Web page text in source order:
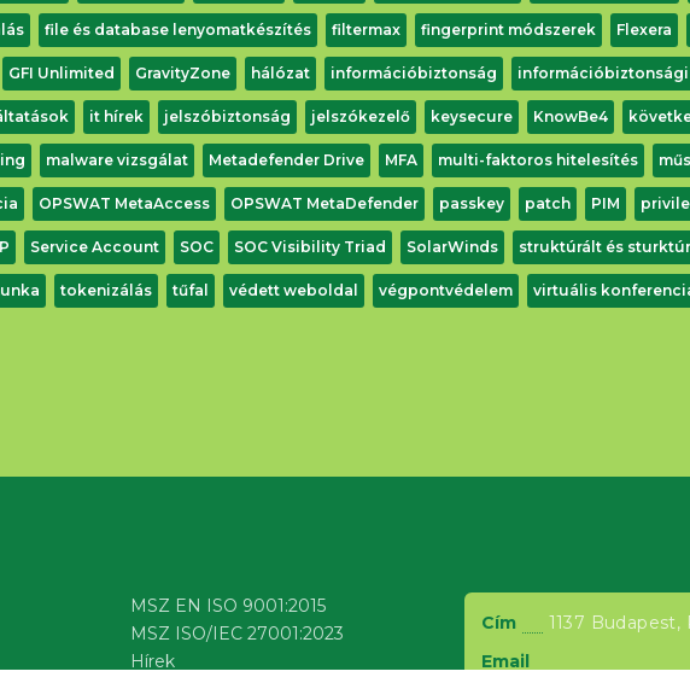
file és database lenyomatkészítés filtermax fingerprint módszerek Flexera
GFI Unlimited GravityZone hálózat információbiztonság információbiztonsági
it hírek jelszóbiztonság jelszókezelő keysecure KnowBe4
malware vizsgálat Metadefender Drive MFA multi-faktoros hitelesítés
OPSWAT MetaAccess OPSWAT MetaDefender passkey patch PIM
Service Account SOC SOC Visibility Triad SolarWinds struktúrált és
tokenizálás tűfal védett weboldal végpontvédelem virtuális
Letöltés
MSZ EN ISO 9001:2015
MSZ ISO/IEC 27001:2023
Hírek
Cím
1137
Email